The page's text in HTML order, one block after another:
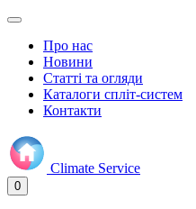
Про нас
Новини
Статті та огляди
Каталоги спліт-систем
Контакти
Climate Service
0